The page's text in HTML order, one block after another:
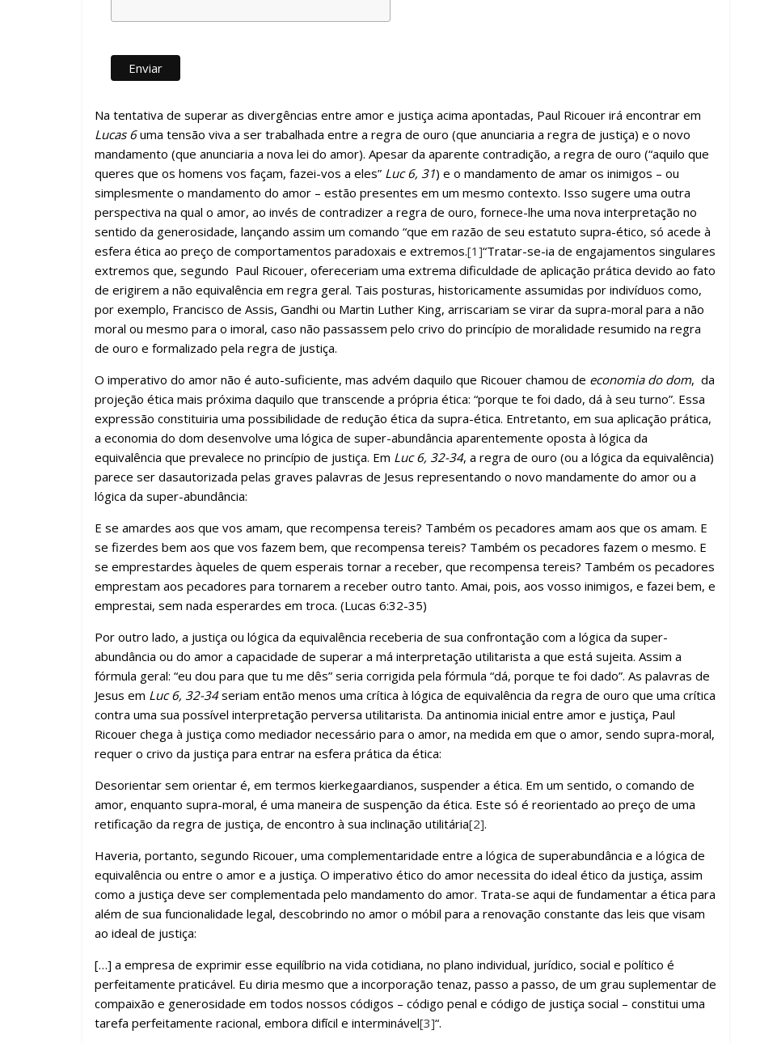
Na tentativa de superar as divergências entre amor e justiça acima apontadas, Paul Ricouer irá encontrar em
Lucas 6uma tensão viva a ser trabalhada entre a regra de ouro (que anunciaria a regra de justiça) e o novo
mandamento (que anunciaria a nova lei do amor). Apesar da aparente contradição, a regra de ouro (“aquilo que
queres que os homens vos façam, fazei-vos a eles” Luc 6, 31) e o mandamento de amar os inimigos – ou
simplesmente o mandamento do amor – estão presentes em um mesmo contexto. Isso sugere uma outra
perspectiva na qual o amor, ao invés de contradizer a regra de ouro, fornece-lhe uma nova interpretação no
sentido da generosidade, lançando assim um comando “que em razão de seu estatuto supra-ético, só acede à
esfera ética ao preço de comportamentos paradoxais e extremos.[1]“Tratar-se-ia de engajamentos singulares
extremos que, segundo Paul Ricouer, ofereceriam uma extrema dificuldade de aplicação prática devido ao fato
de erigirem a não equivalência em regra geral. Tais posturas, historicamente assumidas por indivíduos como,
por exemplo, Francisco de Assis, Gandhi ou Martin Luther King, arriscariam se virar da supra-moral para a não
moral ou mesmo para o imoral, caso não passassem pelo crivo do princípio de moralidade resumido na regra
de ouro e formalizado pela regra de justiça.
O imperativo do amor não é auto-suficiente, mas advém daquilo que Ricouer chamou de economia do dom, da
projeção ética mais próxima daquilo que transcende a própria ética: “porque te foi dado, dá à seu turno”. Essa
expressão constituiria uma possibilidade de redução ética da supra-ética. Entretanto, em sua aplicação prática,
a economia do dom desenvolve uma lógica de super-abundância aparentemente oposta à lógica da
equivalência que prevalece no princípio de justiça. Em Luc 6, 32-34, a regra de ouro (ou a lógica da equivalência)
parece ser dasautorizada pelas graves palavras de Jesus representando o novo mandamente do amor ou a
lógica da super-abundância:
E se amardes aos que vos amam, que recompensa tereis? Também os pecadores amam aos que os amam. E
se fizerdes bem aos que vos fazem bem, que recompensa tereis? Também os pecadores fazem o mesmo. E
se emprestardes àqueles de quem esperais tornar a receber, que recompensa tereis? Também os pecadores
emprestam aos pecadores para tornarem a receber outro tanto. Amai, pois, aos vosso inimigos, e fazei bem, e
emprestai, sem nada esperardes em troca. (Lucas 6:32-35)
Por outro lado, a justiça ou lógica da equivalência receberia de sua confrontação com a lógica da super-
abundância ou do amor a capacidade de superar a má interpretação utilitarista a que está sujeita. Assim a
fórmula geral: “eu dou para que tu me dês” seria corrigida pela fórmula “dá, porque te foi dado”. As palavras de
Jesus em Luc 6, 32-34seriam então menos uma crítica à lógica de equivalência da regra de ouro que uma crítica
contra uma sua possível interpretação perversa utilitarista. Da antinomia inicial entre amor e justiça, Paul
Ricouer chega à justiça como mediador necessário para o amor, na medida em que o amor, sendo supra-moral,
requer o crivo da justiça para entrar na esfera prática da ética:
Desorientar sem orientar é, em termos kierkegaardianos, suspender a ética. Em um sentido, o comando de
amor, enquanto supra-moral, é uma maneira de suspenção da ética. Este só é reorientado ao preço de uma
retificação da regra de justiça, de encontro à sua inclinação utilitária[2].
Haveria, portanto, segundo Ricouer, uma complementaridade entre a lógica de superabundância e a lógica de
equivalência ou entre o amor e a justiça. O imperativo ético do amor necessita do ideal ético da justiça, assim
como a justiça deve ser complementada pelo mandamento do amor. Trata-se aqui de fundamentar a ética para
além de sua funcionalidade legal, descobrindo no amor o móbil para a renovação constante das leis que visam
ao ideal de justiça:
[…] a empresa de exprimir esse equilíbrio na vida cotidiana, no plano individual, jurídico, social e político é
perfeitamente praticável. Eu diria mesmo que a incorporação tenaz, passo a passo, de um grau suplementar de
compaixão e generosidade em todos nossos códigos – código penal e código de justiça social – constitui uma
tarefa perfeitamente racional, embora difícil e interminável[3]“.